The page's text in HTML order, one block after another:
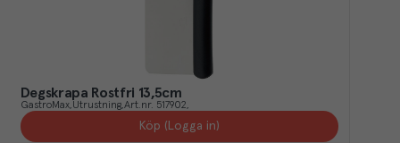
Degskrapa Rostfri 13,5cm
GastroMax Utrustning Art.nr. 517902
Köp (Logga in)